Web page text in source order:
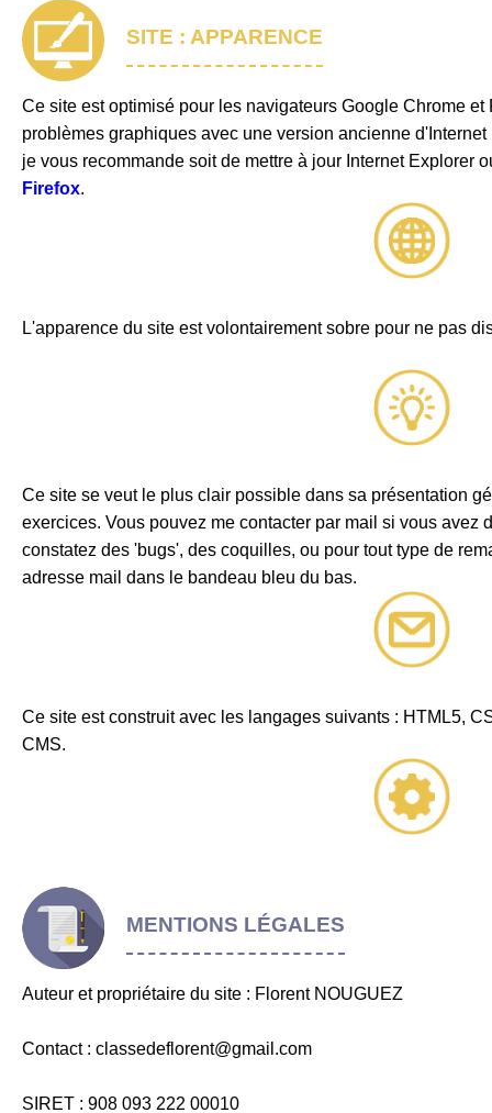
SITE : APPARENCE
Ce site est optimisé pour les navigateurs Google Chrome
problèmes graphiques avec une version ancienne
je vous recommande soit de mettre à jour Internet Explorer
Firefox.
L'apparence du site est volontairement sobre pour ne pas
Ce site se veut le plus clair possible dans sa présentation
exercices. Vous pouvez me contacter par mail si vous avez
constatez des 'bugs', des coquilles, ou pour tout type de
adresse mail dans le bandeau bleu du bas.
Ce site est construit avec les langages suivants : HTML5,
CMS.
MENTIONS LÉGALES
Auteur et propriétaire du site : Florent NOUGUEZ
Contact : classedeflorent@gmail.com
SIRET : 908 093 222 00010